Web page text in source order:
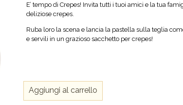
E’ tempo di Crepes! Invita tutti i tuoi amici e la tua
deliziose crepes.
Ruba loro la scena e lancia la pastella sulla teglia
e servili in un grazioso sacchetto per crepes!
per
Aggiungi al carrello